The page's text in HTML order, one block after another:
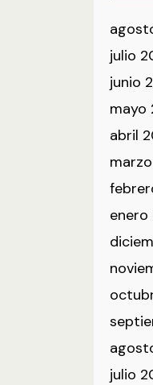
julio
junio
mayo
abril
enero
julio